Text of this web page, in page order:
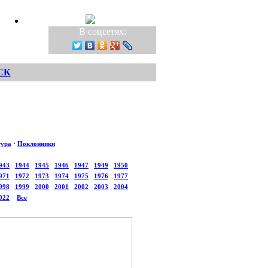
В соцсетях:
· Поклонники
1944 1945 1946 1947 1949
1950
1972 1973 1974 1975 1976
1977
1999 2000 2001 2002 2003
2004
Все